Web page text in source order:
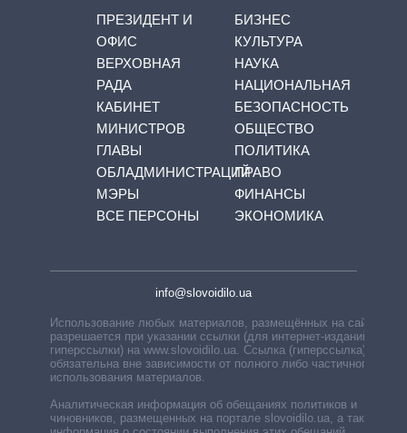
ПРЕЗИДЕНТ И
ОФИС
ВЕРХОВНАЯ
РАДА
КАБИНЕТ
МИНИСТРОВ
ГЛАВЫ
ОБЛАДМИНИСТРАЦИЙ
МЭРЫ
ВСЕ ПЕРСОНЫ
БИЗНЕС
КУЛЬТУРА
НАУКА
НАЦИОНАЛЬНАЯ
БЕЗОПАСНОСТЬ
ОБЩЕСТВО
ПОЛИТИКА
ПРАВО
ФИНАНСЫ
ЭКОНОМИКА
info@slovoidilo.ua
Использование любых материалов, размещённых на сайте,
разрешается при указании ссылки (для интернет-изданий —
гиперссылки) на www.slovoidilo.ua. Ссылка (гиперссылка)
обязательна вне зависимости от полного либо частичного
использования материалов.
Аналитическая информация об обещаниях политиков и
чиновников, размещенных на портале slovoidilo.ua, а также